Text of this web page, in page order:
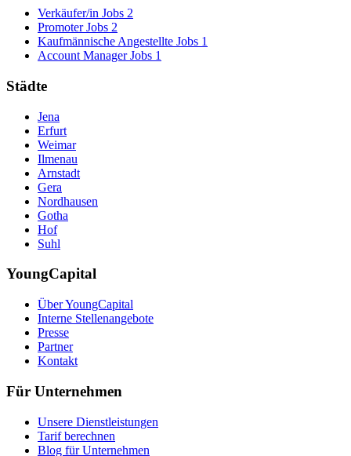
Verkäufer/in Jobs 2
Promoter Jobs 2
Kaufmännische Angestellte Jobs 1
Account Manager Jobs 1
Städte
Jena
Erfurt
Weimar
Ilmenau
Arnstadt
Gera
Nordhausen
Gotha
Hof
Suhl
YoungCapital
Über YoungCapital
Interne Stellenangebote
Presse
Partner
Kontakt
Für Unternehmen
Unsere Dienstleistungen
Tarif berechnen
Blog für Unternehmen